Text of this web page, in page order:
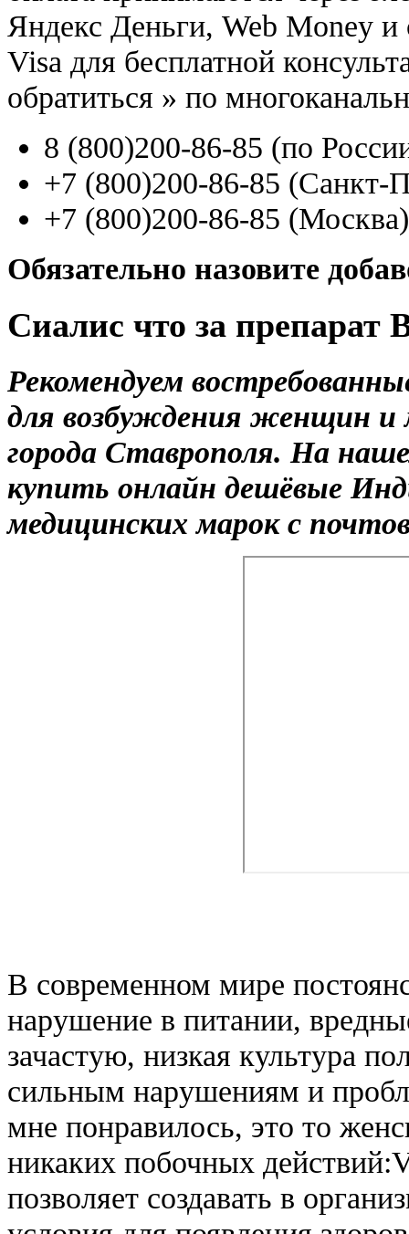
Яндекс Деньги, Web Money и
Visa для бесплатной
обратиться » по
8 (800)200-86-85 (по
+7 (800)200-86-85 (Санкт-
+7 (800)200-86-85 (Москва)
Обязательно назовите
Сиалис что за препарат
Рекомендуем
для возбуждения женщин и
города Ставрополя. На
купить онлайн дешёвые
медицинских марок с
В современном мире
нарушение в питании,
зачастую, низкая культура
сильным нарушениям и
мне понравилось, это то
никаких побочных
позволяет создавать в